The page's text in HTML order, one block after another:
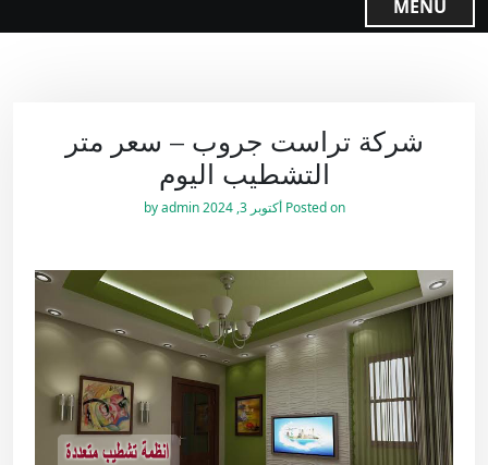
MENU
شركة تراست جروب – سعر متر
التشطيب اليوم
Posted on أكتوبر 3, 2024 by
admin